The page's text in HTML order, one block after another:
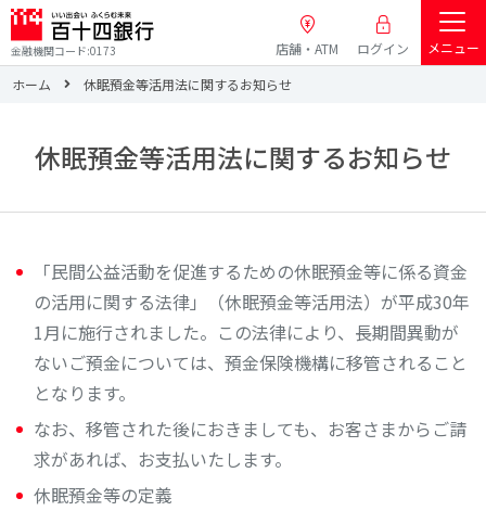
金融機関コード:0173 店舗・ATM ログイン
メニュー
ホーム
休眠預金等活用法に関するお知らせ
休眠預金等活用法に関するお知らせ
「民間公益活動を促進するための休眠預金等に係る資金
の活用に関する法律」（休眠預金等活用法）が平成30年
1月に施行されました。この法律により、長期間異動が
ないご預金については、預金保険機構に移管されること
となります。
なお、移管された後におきましても、お客さまからご請
求があれば、お支払いたします。
休眠預金等の定義